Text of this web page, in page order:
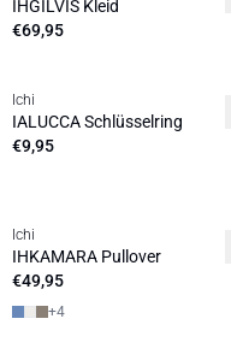
IHGILVIS Kleid
€69,95
NEUHEIT
Ichi
IALUCCA Schlüsselring
€9,95
NEUHEIT
Ichi
IHKAMARA Pullover
€49,95
+4